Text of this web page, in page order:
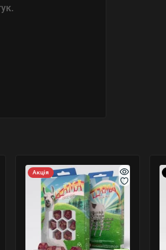
Акція